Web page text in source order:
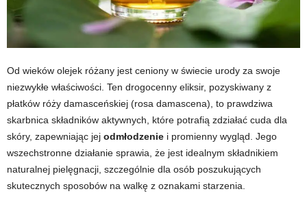
Od wieków olejek różany jest ceniony w świecie urody za swoje
niezwykłe właściwości. Ten drogocenny eliksir, pozyskiwany z
płatków róży damasceńskiej (rosa damascena), to prawdziwa
skarbnica składników aktywnych, które potrafią zdziałać cuda dla
skóry, zapewniając jej odmłodzenie i promienny wygląd. Jego
wszechstronne działanie sprawia, że jest idealnym składnikiem
naturalnej pielęgnacji, szczególnie dla osób poszukujących
skutecznych sposobów na walkę z oznakami starzenia.